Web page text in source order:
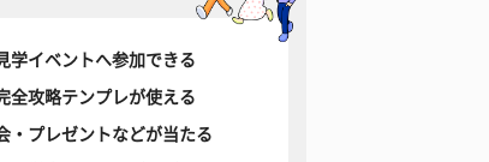
学イベントへ参加できる
全攻略テンプレが使える
・プレゼントなどが当たる